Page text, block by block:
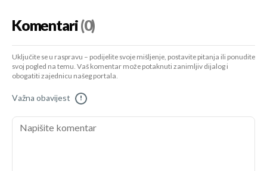
Komentari(0)
Uključite se u raspravu – podijelite svoje mišljenje, postavite pitanja ili ponudite
svoj pogled na temu. Vaš komentar može potaknuti zanimljiv dijalog i
obogatiti zajednicu našeg portala.
Važna obavijest !